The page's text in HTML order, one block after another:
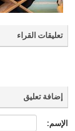
تعليقات القراء
إضافة تعليق
الإسم: